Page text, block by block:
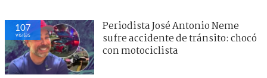
107
visitas
Periodista José Antonio Neme
sufre accidente de tránsito: chocó
con motociclista